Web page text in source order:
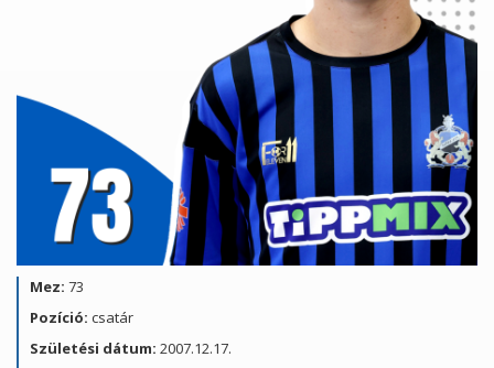
Mez: 73
Pozíció: csatár
Születési dátum: 2007.12.17.